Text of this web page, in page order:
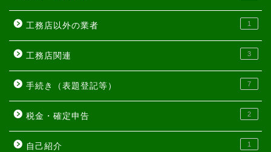
工務店以外の業者 1
工務店関連 3
手続き（表題登記等） 7
税金・確定申告 2
自己紹介 1